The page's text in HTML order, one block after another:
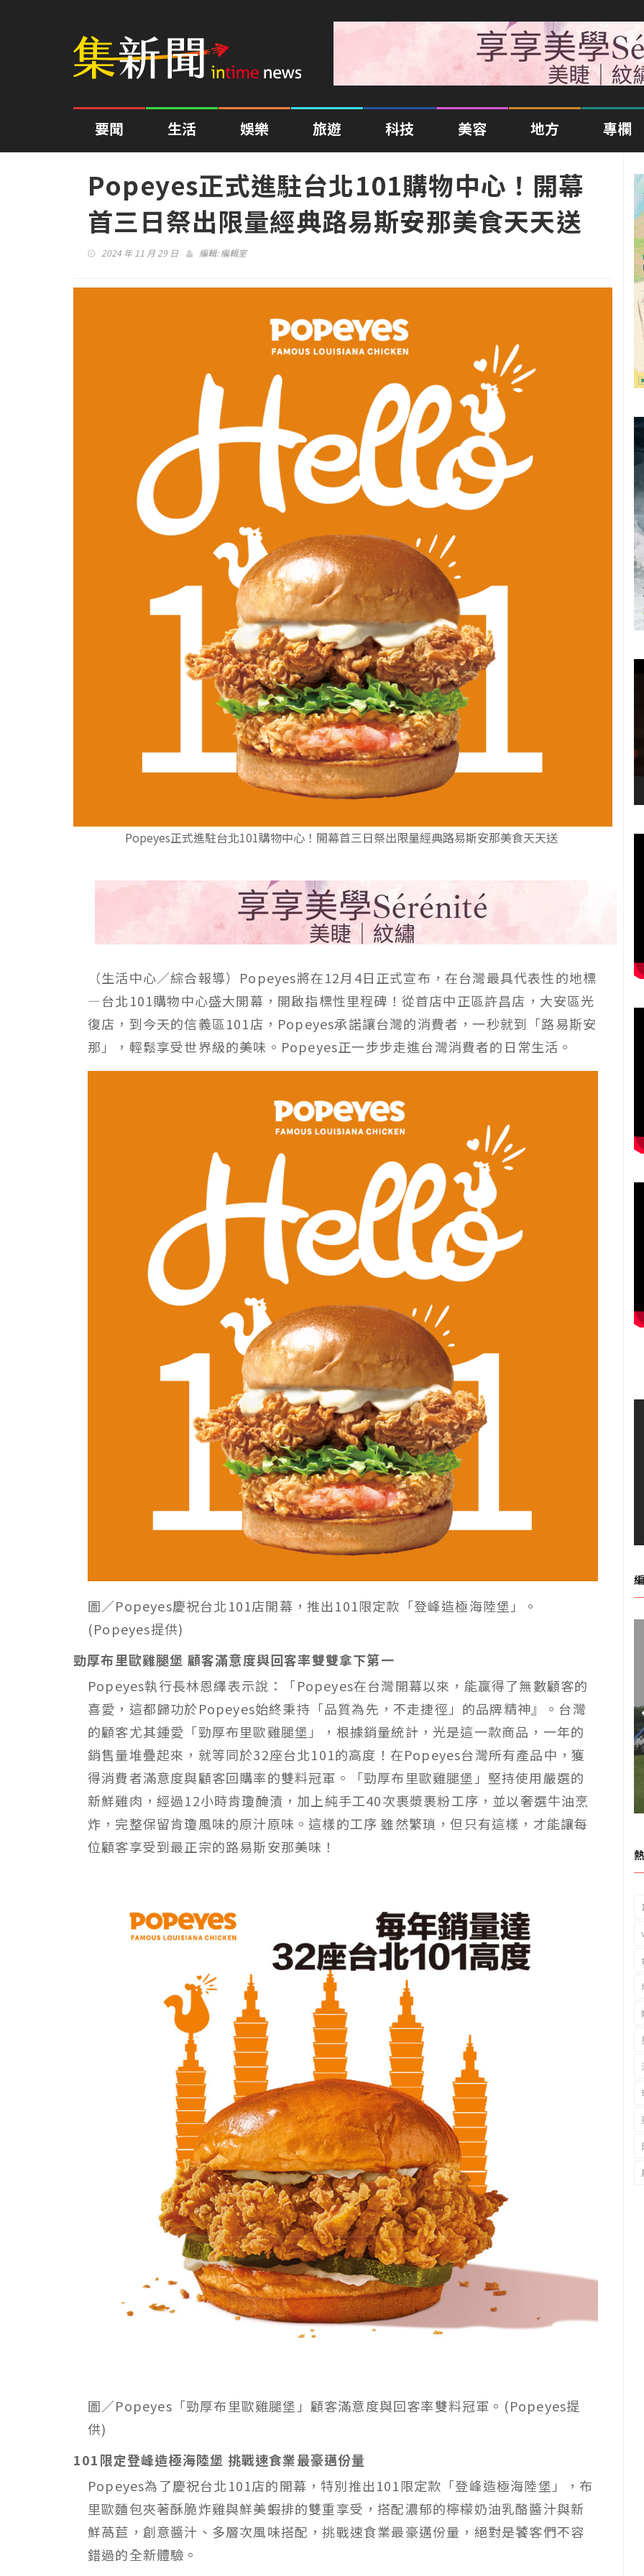
要聞 生活 娛樂 旅遊 科技 美容 地方 專欄
Popeyes正式進駐台北101購物中心！開幕
首三日祭出限量經典路易斯安那美食天天送
2024 年 11 月 29 日 編輯:編輯室
Popeyes正式進駐台北101購物中心！開幕首三日祭出限量經典路易斯安那美食天天送
（生活中心／綜合報導）Popeyes將在12月4日正式宣布，在台灣最具代表性的地標
—台北101購物中心盛大開幕，開啟指標性里程碑！從首店中正區許昌店，大安區光
復店，到今天的信義區101店，Popeyes承諾讓台灣的消費者，一秒就到「路易斯安
那」，輕鬆享受世界級的美味。Popeyes正一步步走進台灣消費者的日常生活。
圖／Popeyes慶祝台北101店開幕，推出101限定款「登峰造極海陸堡」。
(Popeyes提供)
勁厚布里歐雞腿堡 顧客滿意度與回客率雙雙拿下第一
Popeyes執行長林恩繹表示說：「Popeyes在台灣開幕以來，能贏得了無數顧客的
喜愛，這都歸功於Popeyes始終秉持「品質為先，不走捷徑」的品牌精神』。台灣
的顧客尤其鍾愛「勁厚布里歐雞腿堡」，根據銷量統計，光是這一款商品，一年的
銷售量堆疊起來，就等同於32座台北101的高度！在Popeyes台灣所有產品中，獲
得消費者滿意度與顧客回購率的雙料冠軍。「勁厚布里歐雞腿堡」堅持使用嚴選的
新鮮雞肉，經過12小時肯瓊醃漬，加上純手工40次裹漿裹粉工序，並以奢選牛油烹
炸，完整保留肯瓊風味的原汁原味。這樣的工序 雖然繁瑣，但只有這樣，才能讓每
位顧客享受到最正宗的路易斯安那美味！
圖／Popeyes「勁厚布里歐雞腿堡」顧客滿意度與回客率雙料冠軍。(Popeyes提
供)
101限定登峰造極海陸堡 挑戰速食業最豪邁份量
Popeyes為了慶祝台北101店的開幕，特別推出101限定款「登峰造極海陸堡」，布
里歐麵包夾著酥脆炸雞與鮮美蝦排的雙重享受，搭配濃郁的檸檬奶油乳酪醬汁與新
鮮萵苣，創意醬汁、多層次風味搭配，挑戰速食業最豪邁份量，絕對是饕客們不容
錯過的全新體驗。